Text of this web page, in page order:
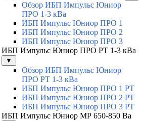
Обзор ИБП Импульс Юниор
ПРО 1-3 кВа
ИБП Импульс Юниор ПРО 1
ИБП Импульс Юниор ПРО 2
ИБП Импульс Юниор ПРО 3
ИБП Импульс Юниор ПРО РТ 1-3 кВа
▼
Обзор ИБП Импульс Юниор
ПРО РТ 1-3 кВа
ИБП Импульс Юниор ПРО 1 РТ
ИБП Импульс Юниор ПРО 2 РТ
ИБП Импульс Юниор ПРО 3 РТ
ИБП Импульс Юниор МР 650-850 Ва